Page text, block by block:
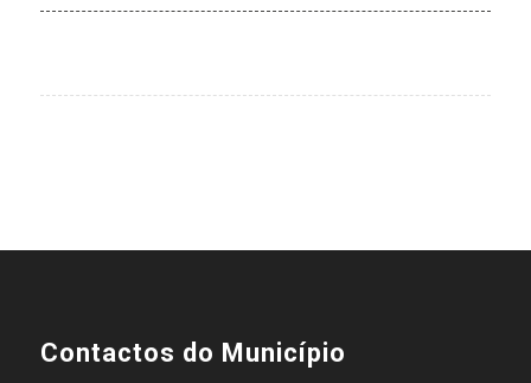
Contactos do Município